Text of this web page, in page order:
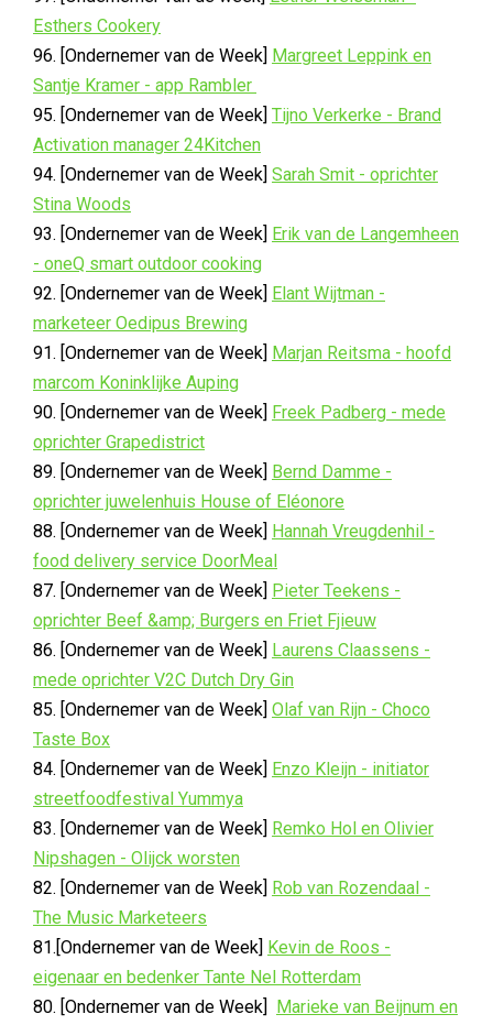
Esthers Cookery
96. [Ondernemer van de Week] Margreet Leppink en
Santje Kramer - app Rambler
95. [Ondernemer van de Week] Tijno Verkerke - Brand
Activation manager 24Kitchen
94. [Ondernemer van de Week] Sarah Smit - oprichter
Stina Woods
93. [Ondernemer van de Week] Erik van de Langemheen
- oneQ smart outdoor cooking
92. [Ondernemer van de Week] Elant Wijtman -
marketeer Oedipus Brewing
91. [Ondernemer van de Week] Marjan Reitsma - hoofd
marcom Koninklijke Auping
90. [Ondernemer van de Week] Freek Padberg - mede
oprichter Grapedistrict
89. [Ondernemer van de Week] Bernd Damme -
oprichter juwelenhuis House of Eléonore
88. [Ondernemer van de Week] Hannah Vreugdenhil -
food delivery service DoorMeal
87. [Ondernemer van de Week] Pieter Teekens -
oprichter Beef &amp; Burgers en Friet Fjieuw
86. [Ondernemer van de Week] Laurens Claassens -
mede oprichter V2C Dutch Dry Gin
85. [Ondernemer van de Week] Olaf van Rijn - Choco
Taste Box
84. [Ondernemer van de Week] Enzo Kleijn - initiator
streetfoodfestival Yummya
83. [Ondernemer van de Week] Remko Hol en Olivier
Nipshagen - Olijck worsten
82. [Ondernemer van de Week] Rob van Rozendaal -
The Music Marketeers
81.[Ondernemer van de Week] Kevin de Roos -
eigenaar en bedenker Tante Nel Rotterdam
80. [Ondernemer van de Week] Marieke van Beijnum en